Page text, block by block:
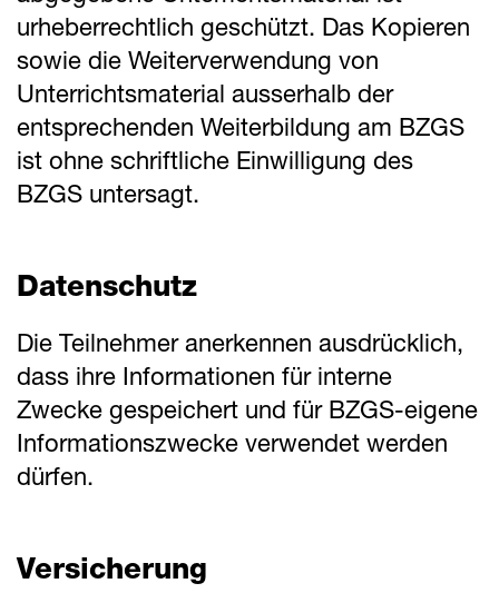
urheberrechtlich geschützt. Das Kopieren
sowie die Weiterverwendung von
Unterrichtsmaterial ausserhalb der
entsprechenden Weiterbildung am BZGS
ist ohne schriftliche Einwilligung des
BZGS untersagt.
Datenschutz
Die Teilnehmer anerkennen ausdrücklich,
dass ihre Informationen für interne
Zwecke gespeichert und für BZGS-eigene
Informationszwecke verwendet werden
dürfen.
Versicherung